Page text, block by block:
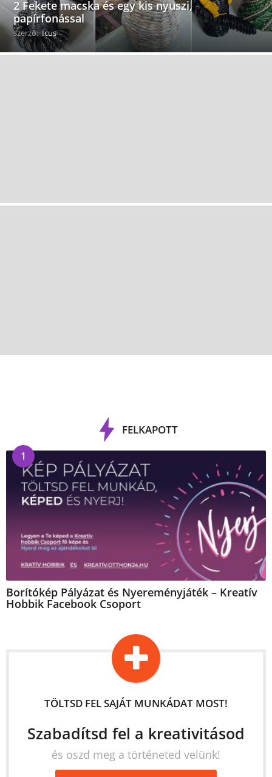
2 Fekete macska és egy kis nyuszi,
papírfonással
szerző: Icus
FELKAPOTT
1
Borítókép Pályázat és Nyereményjáték – Kreatív
Hobbik Facebook Csoport
TÖLTSD FEL SAJÁT MUNKÁDAT MOST!
Szabadítsd fel a kreativitásod
és oszd meg a történeted velünk!